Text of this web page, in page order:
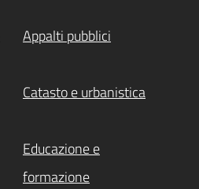
Appalti pubblici
Catasto e urbanistica
Educazione e
formazione